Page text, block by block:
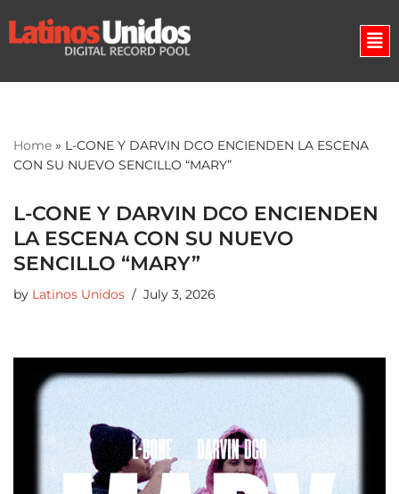
Skip
Home » L-CONE Y DARVIN DCO ENCIENDEN LA ESCENA
CON SU NUEVO SENCILLO “MARY”
L-CONE Y DARVIN DCO ENCIENDEN
LA ESCENA CON SU NUEVO
SENCILLO “MARY”
by Latinos Unidos July 3, 2026